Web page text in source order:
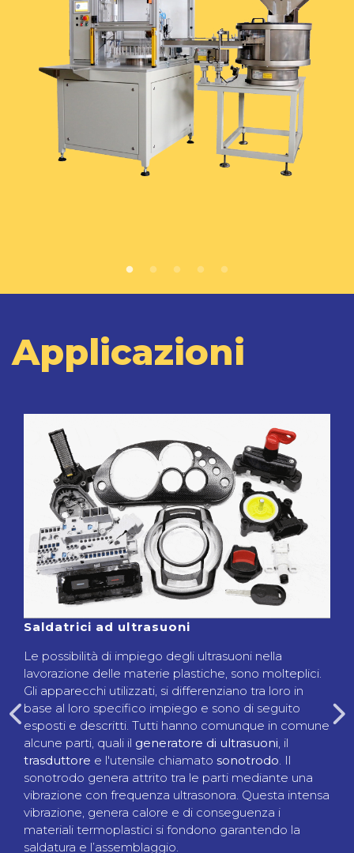
Applicazioni
Saldatrici ad ultrasuoni
Le possibilità di impiego degli ultrasuoni nella
lavorazione delle materie plastiche, sono molteplici.
Gli apparecchi utilizzati, si differenziano tra loro in
base al loro specifico impiego e sono di seguito
esposti e descritti. Tutti hanno comunque in comune
alcune parti, quali il generatore di ultrasuoni, il
trasduttore e l'utensile chiamato sonotrodo. Il
sonotrodo genera attrito tra le parti mediante una
vibrazione con frequenza ultrasonora. Questa intensa
vibrazione, genera calore e di conseguenza i
materiali termoplastici si fondono garantendo la
saldatura e l’assemblaggio.